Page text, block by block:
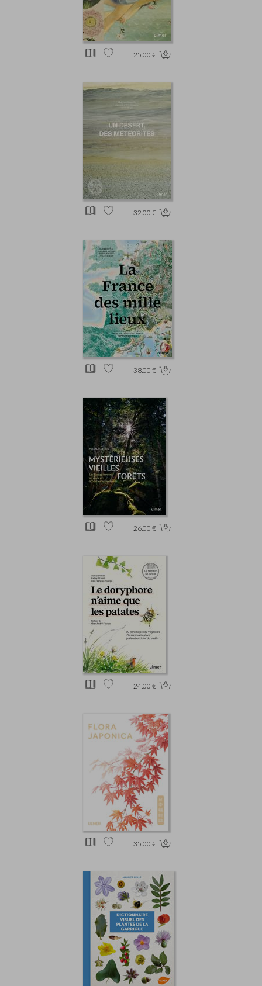
25.00 €
32.00 €
38.00 €
26.00 €
24.00 €
35.00 €